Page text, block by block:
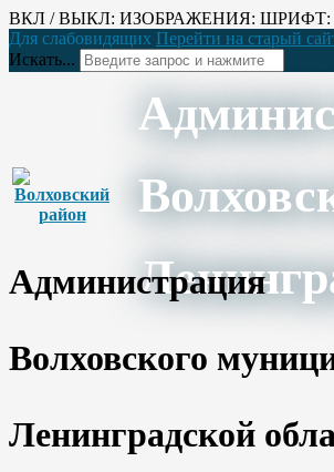
ВКЛ / ВЫКЛ: ИЗОБРАЖЕНИЯ: ШРИФТ:
Для слабовидящих Перейти на старый
Искать...
Администрация
Волховского
Ленинградской